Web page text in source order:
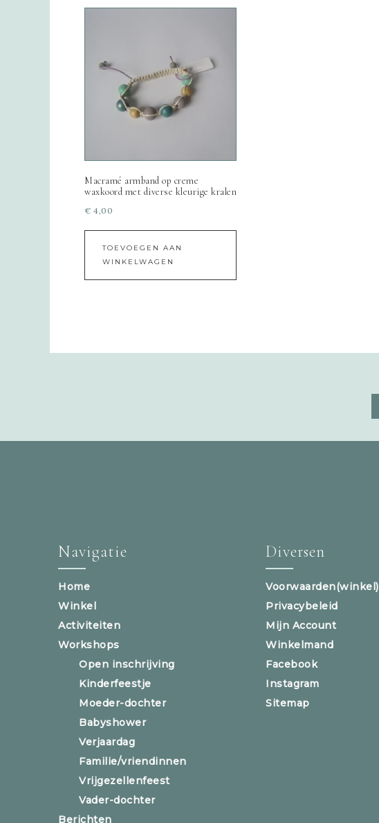
Macramé armband op creme
waxkoord met diverse kleurige kralen
€ 4,00
TOEVOEGEN AAN
WINKELWAGEN
Navigatie
Home
Winkel
Activiteiten
Workshops
Open inschrijving
Kinderfeestje
Moeder-dochter
Babyshower
Verjaardag
Familie/vriendinnen
Vrijgezellenfeest
Vader-dochter
Berichten
Diversen
Voorwaarden(winkel)
Privacybeleid
Mijn Account
Winkelmand
Facebook
Instagram
Sitemap